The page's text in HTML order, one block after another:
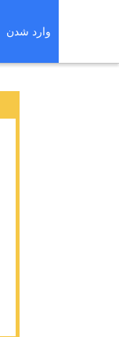
وارد شدن